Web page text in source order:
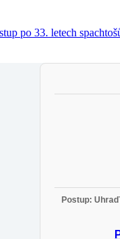
po 33. letech
Postup: